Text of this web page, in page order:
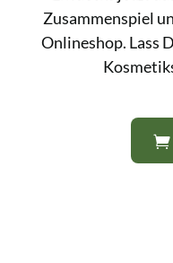
Zusammenspiel
Onlineshop. Lass